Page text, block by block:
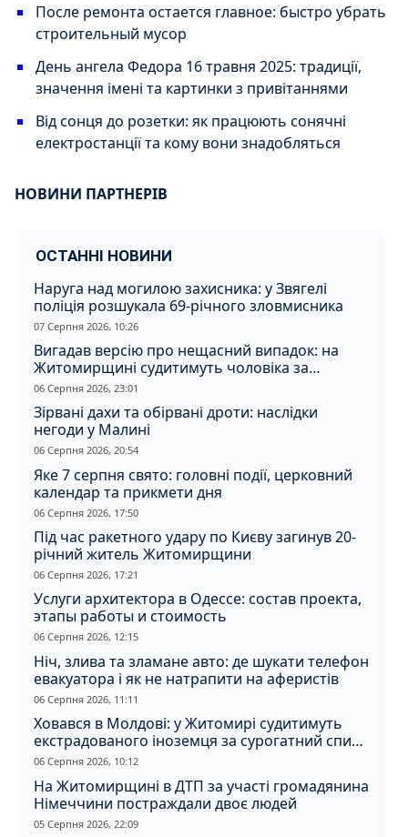
После ремонта остается главное: быстро убрать
строительный мусор
День ангела Федора 16 травня 2025: традиції,
значення імені та картинки з привітаннями
Від сонця до розетки: як працюють сонячні
електростанції та кому вони знадобляться
НОВИНИ ПАРТНЕРІВ
ОСТАННІ НОВИНИ
Наруга над могилою захисника: у Звягелі
поліція розшукала 69-річного зловмисника
07 Серпня 2026, 10:26
Вигадав версію про нещасний випадок: на
Житомирщині судитимуть чоловіка за
вбивство співмешканки
06 Серпня 2026, 23:01
Зірвані дахи та обірвані дроти: наслідки
негоди у Малині
06 Серпня 2026, 20:54
Яке 7 серпня свято: головні події, церковний
календар та прикмети дня
06 Серпня 2026, 17:50
Під час ракетного удару по Києву загинув 20-
річний житель Житомирщини
06 Серпня 2026, 17:21
Услуги архитектора в Одессе: состав проекта,
этапы работы и стоимость
06 Серпня 2026, 12:15
Ніч, злива та зламане авто: де шукати телефон
евакуатора і як не натрапити на аферистів
06 Серпня 2026, 11:11
Ховався в Молдові: у Житомирі судитимуть
екстрадованого іноземця за сурогатний спирт
і відмивання грошей
06 Серпня 2026, 10:12
На Житомирщині в ДТП за участі громадянина
Німеччини постраждали двоє людей
05 Серпня 2026, 22:09